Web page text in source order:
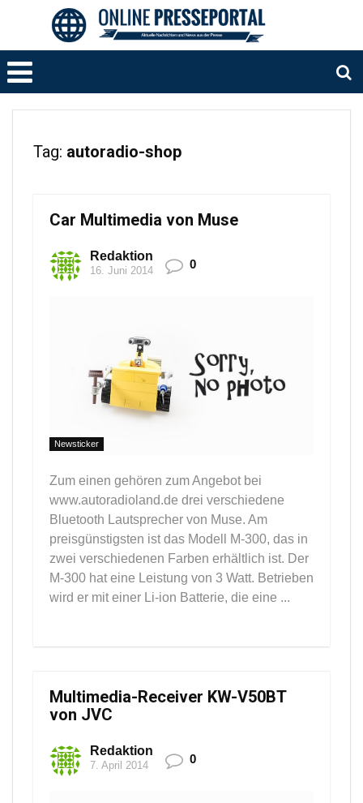
Tag: autoradio-shop
Car Multimedia von Muse
Redaktion
16. Juni 2014 0
Newsticker
Zum einen gehören zum Angebot bei
www.autoradioland.de drei verschiedene
Bluetooth Lautsprecher von Muse. Am
preisgünstigsten ist das Modell M-300, das in
zwei verschiedenen Farben erhältlich ist. Der
M-300 hat eine Leistung von 3 Watt. Betrieben
wird er mit einer Li-ion Batterie, die eine ...
Multimedia-Receiver KW-V50BT
von JVC
Redaktion
7. April 2014 0